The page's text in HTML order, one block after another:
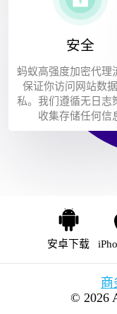
安全
蚂蚁高强度加密代理
保证你访问网站数
私。我们遵循无日志
收集存储任何信
安卓下载
© 2026
商